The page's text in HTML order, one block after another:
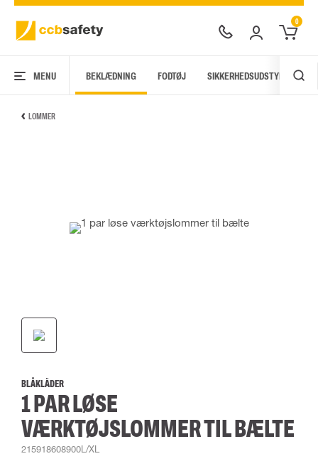
0
MENU BEKLÆDNING FODTØJ SIKKERHEDSUDSTYR
LOMMER
BLÅKLÄDER
1 PAR LØSE
VÆRKTØJSLOMMER TIL BÆLTE
215918608900L/XL